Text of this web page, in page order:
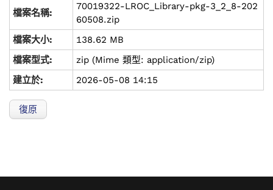
檔案名稱:
70019322-LROC_Library-pkg-3_2_8-202
60508.zip
檔案大小:
138.62 MB
檔案型式:
zip (Mime 類型: application/zip)
建立於:
2026-05-08 14:15
復原